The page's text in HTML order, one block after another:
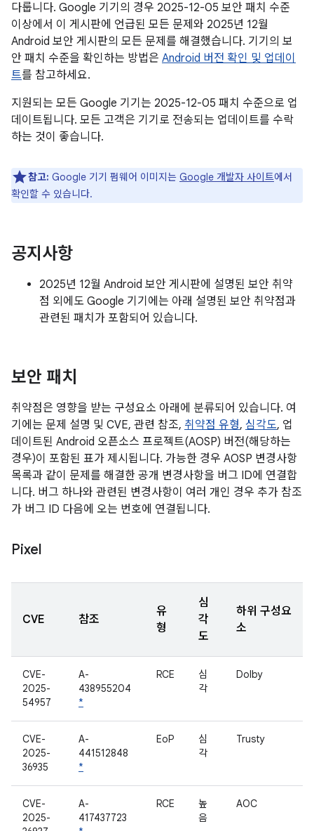
다룹니다. Google 기기의 경우 2025-12-05 보안 패치 수준
이상에서 이 게시판에 언급된 모든 문제와 2025년 12월
Android 보안 게시판의 모든 문제를 해결했습니다. 기기의 보
안 패치 수준을 확인하는 방법은 Android 버전 확인 및 업데이
트를 참고하세요.
지원되는 모든 Google 기기는 2025-12-05 패치 수준으로 업
데이트됩니다. 모든 고객은 기기로 전송되는 업데이트를 수락
하는 것이 좋습니다.
참고: Google 기기 펌웨어 이미지는 Google 개발자 사이트에서
확인할 수 있습니다.
공지사항
2025년 12월 Android 보안 게시판에 설명된 보안 취약
점 외에도 Google 기기에는 아래 설명된 보안 취약점과
관련된 패치가 포함되어 있습니다.
보안 패치
취약점은 영향을 받는 구성요소 아래에 분류되어 있습니다. 여
기에는 문제 설명 및 CVE, 관련 참조, 취약점 유형, 심각도, 업
데이트된 Android 오픈소스 프로젝트(AOSP) 버전(해당하는
경우)이 포함된 표가 제시됩니다. 가능한 경우 AOSP 변경사항
목록과 같이 문제를 해결한 공개 변경사항을 버그 ID에 연결합
니다. 버그 하나와 관련된 변경사항이 여러 개인 경우 추가 참조
가 버그 ID 다음에 오는 번호에 연결됩니다.
Pixel
CVE 참조
유
형
심
각
도
하위 구성요
소
CVE-
2025-
54957
A-
438955204
*
RCE
심
각
Dolby
CVE-
2025-
36935
A-
441512848
*
EoP
심
각
Trusty
CVE-
2025-
A-
417437723
RCE
높
음
AOC